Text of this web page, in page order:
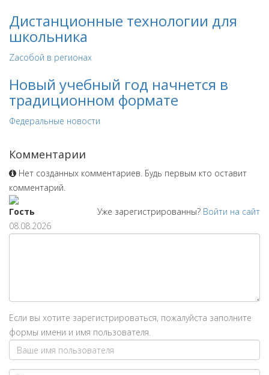
Дистанционные технологии для
школьника
Zaсобой в регионах
Новый учебный год начнется в
традиционном формате
Федеральные новости
Комментарии
Нет созданных комментариев. Будь первым кто оставит
комментарий.
Уже зарегистрированны? Войти на сайт
Гость
08.08.2026
Если вы хотите зарегистрироваться, пожалуйста заполните
формы имени и имя пользователя.